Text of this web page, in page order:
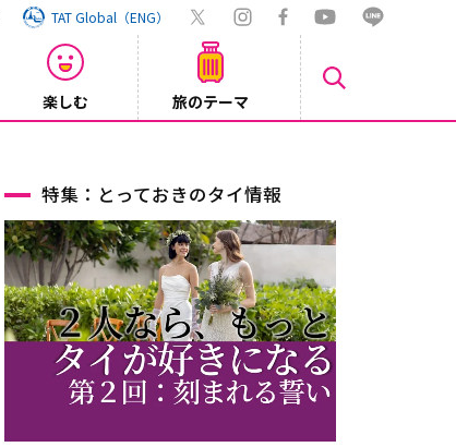
TAT Global（ENG）
楽しむ 旅のテーマ
特集：とっておきのタイ情報